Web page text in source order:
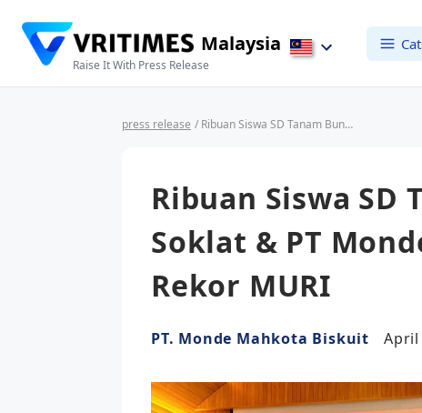
Malaysia
Raise It With Press Release
press release / Ribuan Siswa SD Tanam Bunga, Nissin Soklat & PT Monde Mahkota Biskuit Raih Rekor MURI
Ribuan Siswa SD
Soklat & PT
Rekor MURI
PT. Monde Mahkota Biskuit April